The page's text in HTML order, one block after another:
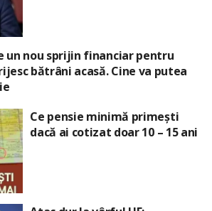
un nou sprijin financiar pentru
bătrâni acasă. Cine va putea
Ce pensie minimă primești
dacă ai cotizat doar 10 – 15 ani